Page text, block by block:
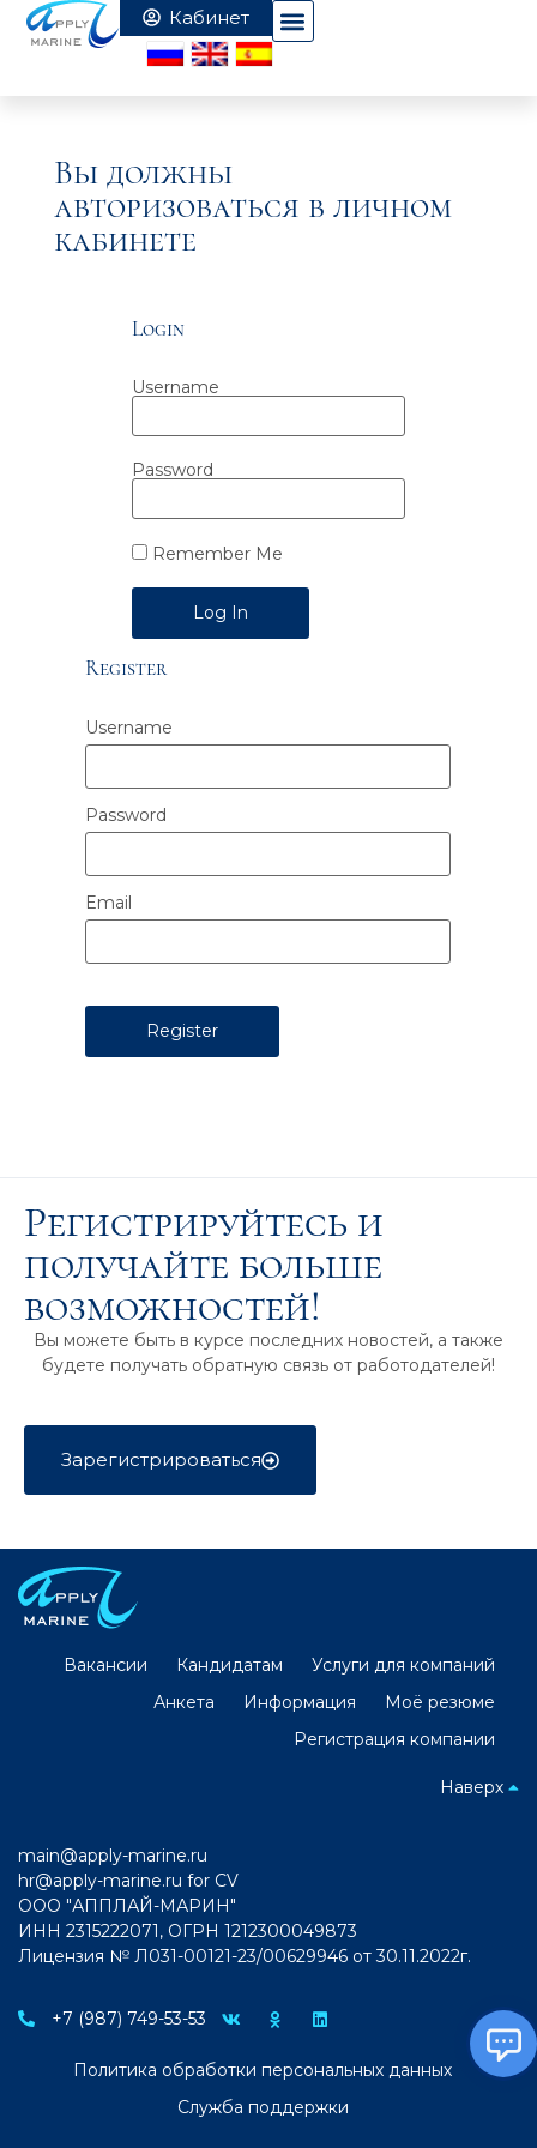
Вы должны
авторизоваться в личном
кабинете
Login
Username
Password
Remember Me
Alternative:
Register
Username
Password
Email
Регистрируйтесь и
получайте больше
возможностей!
Вы можете быть в курсе последних новостей, а также
будете получать обратную связь от работодателей!
Зарегистрироваться
Вакансии Кандидатам
Услуги для компаний
Анкета
Информация
Моё резюме
Регистрация компании
Наверх
main@apply-marine.ru
hr@apply-marine.ru for CV
ООО "АППЛАЙ-МАРИН"
ИНН 2315222071, ОГРН 1212300049873
Лицензия № Л031-00121-23/00629946 от 30.11.2022г.
+7 (987) 749-53-53
Политика обработки персональных данных
Служба поддержки